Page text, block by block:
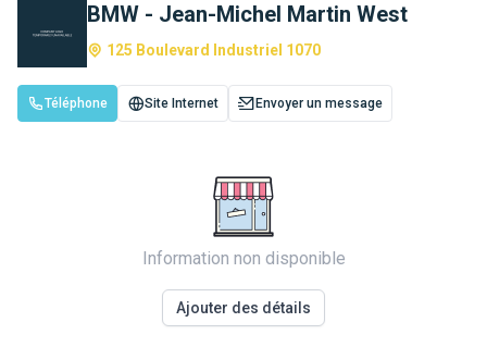
BMW - Jean-Michel Martin West
125 Boulevard Industriel 1070
Téléphone Site Internet Envoyer un message
Information non disponible
Ajouter des détails